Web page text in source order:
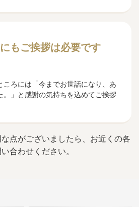
もご挨拶は必要です
ころには「今までお世話になり、あ
。」と感謝の気持ちを込めてご挨拶
点がございましたら、お近くの各
合わせください。